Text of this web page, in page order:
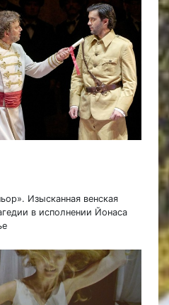
Изысканная венская
в исполнении Йонаса